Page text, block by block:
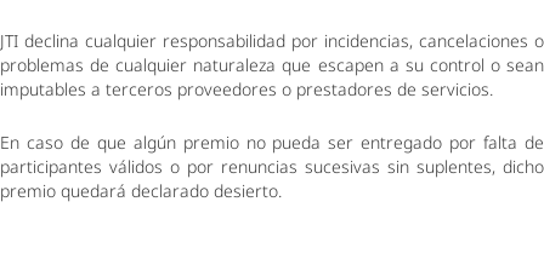
JTI declina cualquier responsabilidad por incidencias, cancelaciones o
problemas de cualquier naturaleza que escapen a su control o sean
imputables a terceros proveedores o prestadores de servicios.
En caso de que algún premio no pueda ser entregado por falta de
participantes válidos o por renuncias sucesivas sin suplentes, dicho
premio quedará declarado desierto.